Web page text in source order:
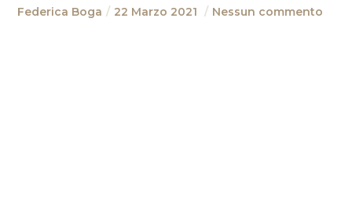
Federica Boga 22 Marzo 2021 Nessun commento